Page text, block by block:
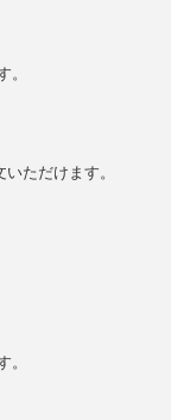
。
ただけます。
。